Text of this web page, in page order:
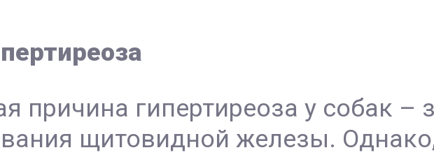
причина гипертиреоза у собак –
щитовидной железы.